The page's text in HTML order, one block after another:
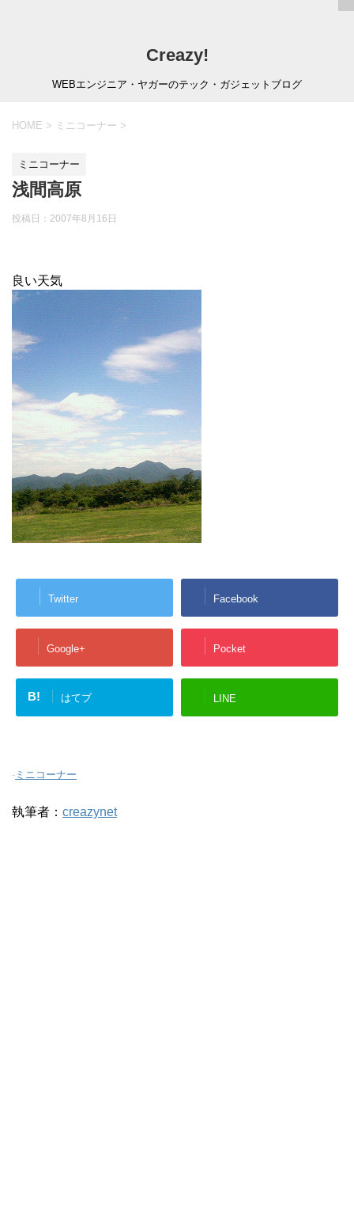
Creazy!
WEBエンジニア・ヤガーのテック・ガジェットブログ
HOME > ミニコーナー >
ミニコーナー
浅間高原
投稿日： 2007年8月16日
良い天気
Twitter Facebook
Google+ Pocket
B! はてブ LINE
- ミニコーナー
執筆者： creazynet